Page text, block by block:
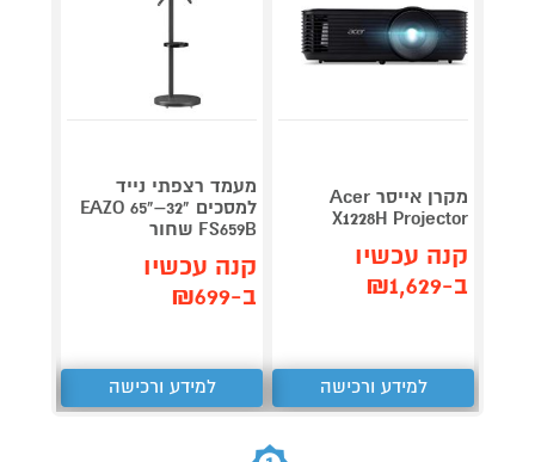
מקרן אייסר Acer
X1228H Projector
קנה עכשיו
ב-₪1,629
למידע ורכישה
מעמד רצפתי נייד
למסכים "32–"65 EAZO
FS659B שחור
קנה עכשיו
ב-₪699
למידע ורכישה